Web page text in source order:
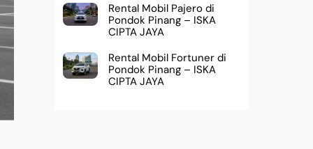
Rental Mobil Pajero di
Pondok Pinang – ISKA
CIPTA JAYA
Rental Mobil Fortuner di
Pondok Pinang – ISKA
CIPTA JAYA